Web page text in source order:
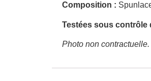
Composition :
Testées sous contrôle
Photo non contractuelle.